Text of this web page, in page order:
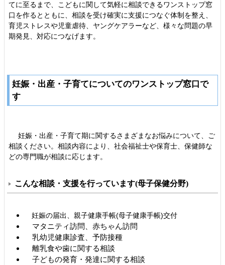
てに至るまで、こどもに関して気軽に相談できるワンストップ窓
口を作るとともに、相談を受け確実に支援につなぐ体制を整え、
育児ストレスや児童虐待、ヤングケアラーなど、様々な問題の早
期発見、対応につなげます。
妊娠・出産・子育てについてのワンストップ窓口で
す
妊娠・出産・子育て期に関するさまざまなお悩みについて、ご
相談ください。 相談内容により、社会福祉士や保育士、保健師な
どの専門職が相談に応じます。
こんな相談・支援を行っています(母子保健分野)
妊娠の届出、親子健康手帳(母子健康手帳)交付
マタニティ訪問、赤ちゃん訪問
乳幼児健康診査、予防接種
離乳食や歯に関する相談
子どもの発育・発達に関する相談